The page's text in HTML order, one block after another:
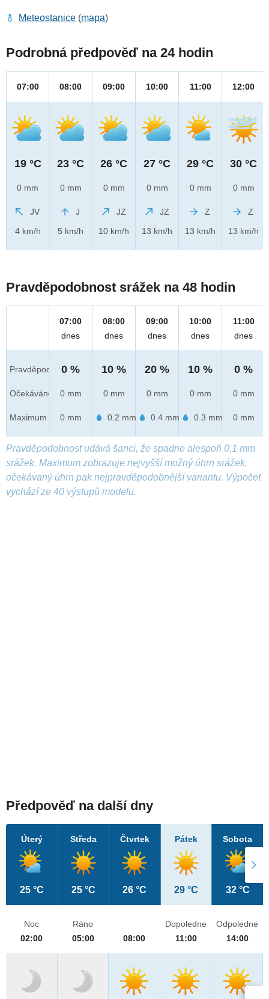
Meteostanice (mapa)
Podrobná předpověď na 24 hodin
07:00
19 °C
0 mm
JV
4 km/h
08:00
23 °C
0 mm
J
5 km/h
09:00
26 °C
0 mm
JZ
10 km/h
10:00
27 °C
0 mm
JZ
13 km/h
11:00
29 °C
0 mm
Z
13 km/h
12:00
30 °C
0 mm
Z
13 km/h
Pravděpodobnost srážek na 48 hodin
Pravděpod.
Očekáváno
Maximum
07:00
dnes
0 %
0 mm
0 mm
08:00
dnes
10 %
0 mm
0.2 mm
09:00
dnes
20 %
0 mm
0.4 mm
10:00
dnes
10 %
0 mm
0.3 mm
11:00
dnes
0 %
0 mm
0 mm
Pravděpodobnost udává šanci, že spadne alespoň 0,1 mm
srážek. Maximum zobrazuje nejvyšší možný úhrn srážek,
očekávaný úhrn pak nejpravděpodobnější variantu. Výpočet
vychází ze 40 výstupů modelu.
Předpověď na další dny
Úterý
25 °C
Středa
25 °C
Čtvrtek
26 °C
Pátek
29 °C
Sobota
32 °C
Noc
02:00
Ráno
05:00
08:00
Dopoledne
11:00
Odpoledne
14:00